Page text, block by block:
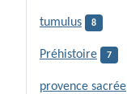
tumulus 8
Préhistoire 7
provence sacrée